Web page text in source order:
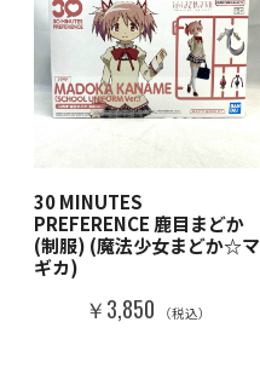
30 MINUTES
PREFERENCE 鹿目まどか
(制服) (魔法少女まどか☆マ
ギカ)
￥3,850 （税込）